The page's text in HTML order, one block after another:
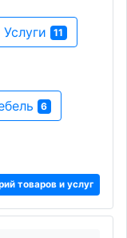
Услуги 11
6
товаров и услуг